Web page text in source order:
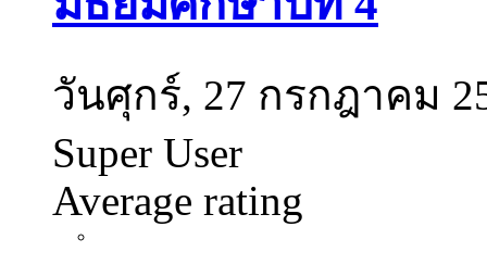
วันศุกร์, 27 กรกฎาคม
Super User
Average rating